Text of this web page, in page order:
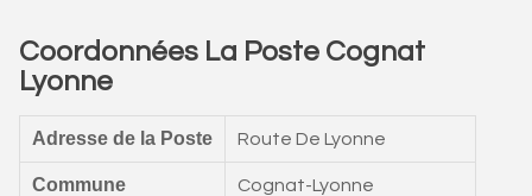
Coordonnées La Poste Cognat
Lyonne
Adresse de la Poste Route De Lyonne
Commune Cognat-Lyonne